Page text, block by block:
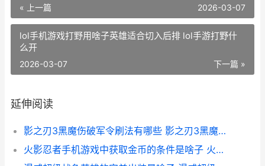
« 上一篇 2026-03-07
lol手机游戏打野用啥子英雄适合切入后排 lol手游打野什
么开
下一篇 »
2026-03-07
延伸阅读
影之刃3黑魔伤破军令刷法有哪些 影之刃3黑魔伤属性
火影忍者手机游戏中获取金币的条件是啥子 火影忍者手机游戏终极风暴